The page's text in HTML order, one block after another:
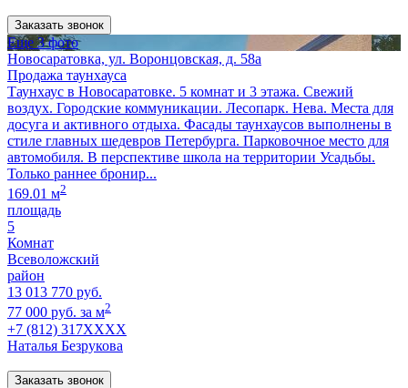
Заказать звонок
Еще 3 фото
Новосаратовка, ул. Воронцовская, д. 58а
Продажа таунхауса
Таунхаус в Новосаратовке. 5 комнат и 3 этажа. Свежий
воздух. Городские коммуникации. Лесопарк. Нева. Места для
досуга и активного отдыха. Фасады таунхаусов выполнены в
стиле главных шедевров Петербурга. Парковочное место для
автомобиля. В перспективе школа на территории Усадьбы.
Только раннее бронир...
169.01 м2
площадь
5
Комнат
Всеволожский
район
13 013 770 руб.
77 000 руб. за м2
+7 (812) 317XXXX
Наталья Безрукова
Заказать звонок